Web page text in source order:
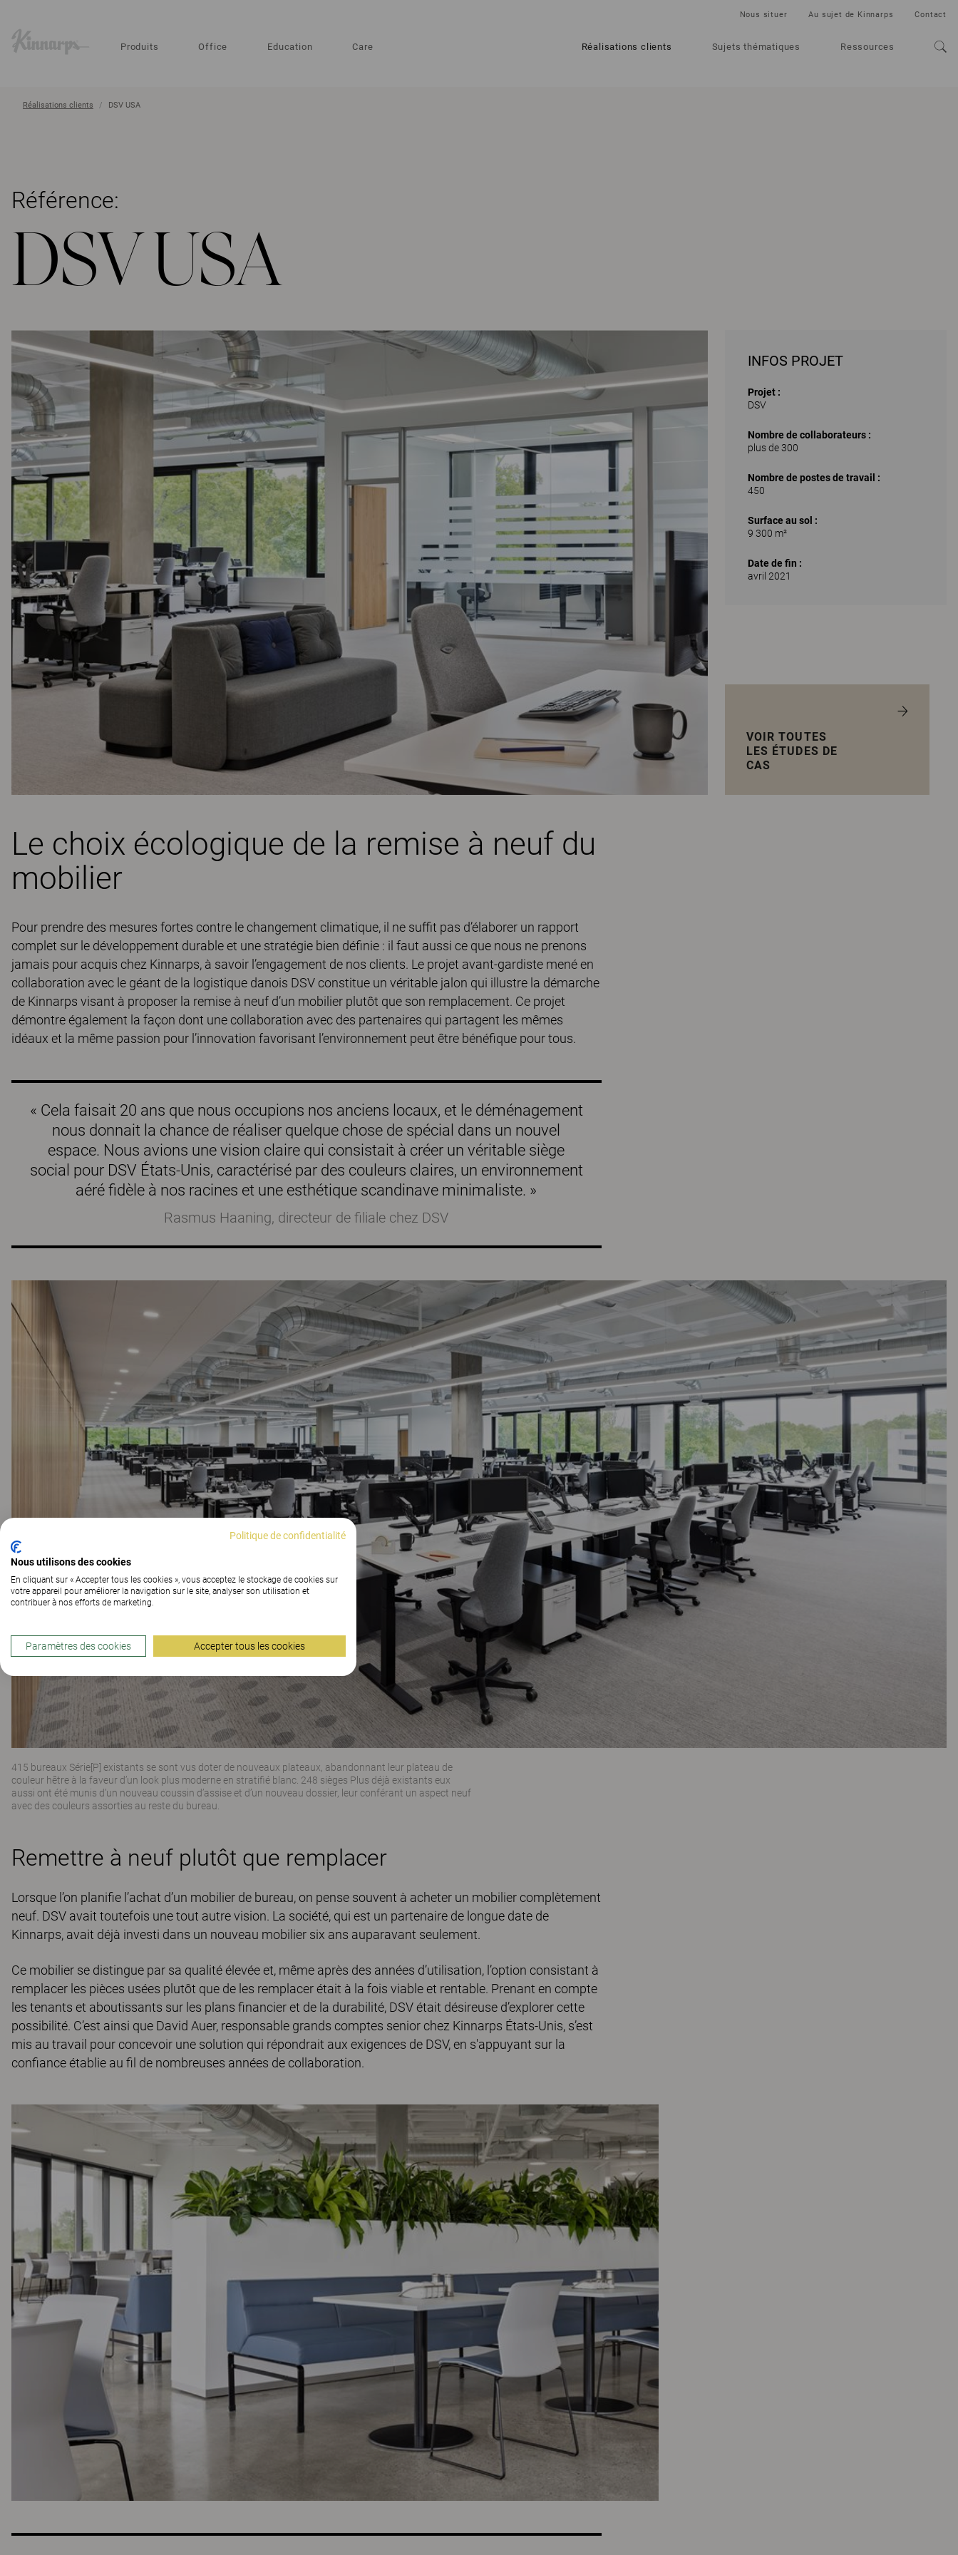
Produits Office Education Care Réalisations clients Sujets thématiques Ressources
Nous situer Au sujet de Kinnarps Contact
Réalisations clients DSV USA
Référence:
DSV USA
INFOS PROJET
Projet :
DSV
Nombre de collaborateurs :
plus de 300
Nombre de postes de travail :
450
Surface au sol :
9 300 m²
Date de fin :
avril 2021
VOIR TOUTES
LES ÉTUDES DE
CAS
Le choix écologique de la remise à neuf du
mobilier
Pour prendre des mesures fortes contre le changement climatique, il ne suffit pas d’élaborer un rapport
complet sur le développement durable et une stratégie bien définie : il faut aussi ce que nous ne prenons
jamais pour acquis chez Kinnarps, à savoir l’engagement de nos clients. Le projet avant-gardiste mené en
collaboration avec le géant de la logistique danois DSV constitue un véritable jalon qui illustre la démarche
de Kinnarps visant à proposer la remise à neuf d’un mobilier plutôt que son remplacement. Ce projet
démontre également la façon dont une collaboration avec des partenaires qui partagent les mêmes
idéaux et la même passion pour l’innovation favorisant l’environnement peut être bénéfique pour tous.
« Cela faisait 20 ans que nous occupions nos anciens locaux, et le déménagement
nous donnait la chance de réaliser quelque chose de spécial dans un nouvel
espace. Nous avions une vision claire qui consistait à créer un véritable siège
social pour DSV États-Unis, caractérisé par des couleurs claires, un environnement
aéré fidèle à nos racines et une esthétique scandinave minimaliste. »
Rasmus Haaning, directeur de filiale chez DSV
415 bureaux Série[P] existants se sont vus doter de nouveaux plateaux, abandonnant leur plateau de
couleur hêtre à la faveur d’un look plus moderne en stratifié blanc. 248 sièges Plus déjà existants eux
aussi ont été munis d’un nouveau coussin d’assise et d’un nouveau dossier, leur conférant un aspect neuf
avec des couleurs assorties au reste du bureau.
Remettre à neuf plutôt que remplacer
Lorsque l’on planifie l’achat d’un mobilier de bureau, on pense souvent à acheter un mobilier complètement
neuf. DSV avait toutefois une tout autre vision. La société, qui est un partenaire de longue date de
Kinnarps, avait déjà investi dans un nouveau mobilier six ans auparavant seulement.
Ce mobilier se distingue par sa qualité élevée et, même après des années d’utilisation, l’option consistant à
remplacer les pièces usées plutôt que de les remplacer était à la fois viable et rentable. Prenant en compte
les tenants et aboutissants sur les plans financier et de la durabilité, DSV était désireuse d’explorer cette
possibilité. C’est ainsi que David Auer, responsable grands comptes senior chez Kinnarps États-Unis, s’est
mis au travail pour concevoir une solution qui répondrait aux exigences de DSV, en s'appuyant sur la
confiance établie au fil de nombreuses années de collaboration.
Politique de confidentialité
Nous utilisons des cookies
En cliquant sur « Accepter tous les cookies », vous acceptez le stockage de cookies sur
votre appareil pour améliorer la navigation sur le site, analyser son utilisation et
contribuer à nos efforts de marketing.
Paramètres des cookies Accepter tous les cookies